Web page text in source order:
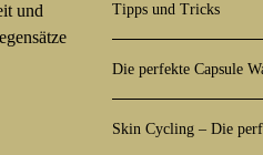
und
Tipps und Tricks
Die perfekte Capsule
Skin Cycling – Die